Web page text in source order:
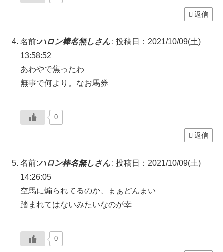
返信
名前:ハロン棒名無しさん : 投稿日：2021/10/09(土)
13:58:52
あわやで焦ったわ
無事で何より。なお馬券
0
返信
名前:ハロン棒名無しさん : 投稿日：2021/10/09(土)
14:26:05
空馬に煽られてるのか、まぁどんまい
踏まれてはないみたいなのが幸
0